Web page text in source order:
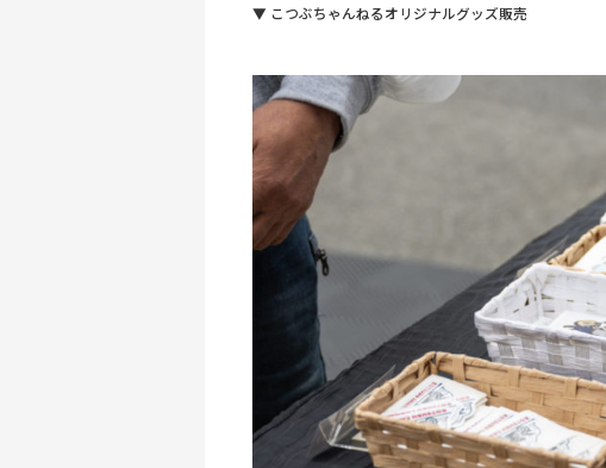
▼ こつぶちゃんねるオリジナルグッズ販売